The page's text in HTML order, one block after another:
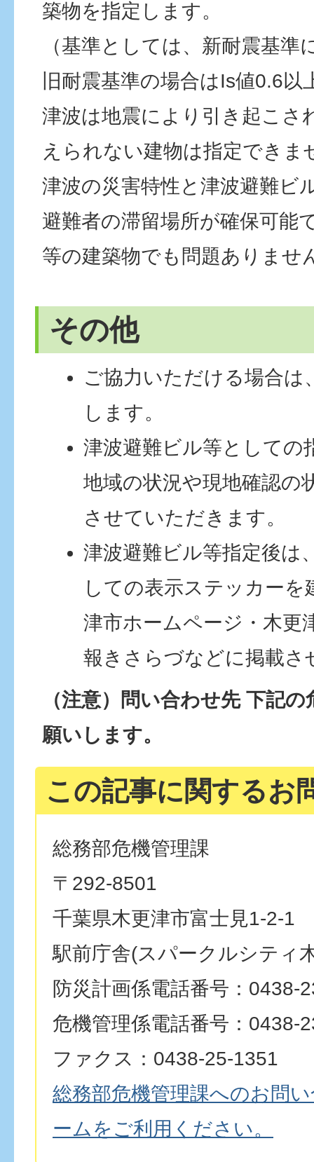
築物を指定します。
（基準としては、新耐震基準
旧耐震基準の場合はIs値0.6以
津波は地震により引き起こさ
えられない建物は指定できま
津波の災害特性と津波避難ビ
避難者の滞留場所が確保可能
等の建築物でも問題ありませ
その他
ご協力いただける場合は
します。
津波避難ビル等としての
地域の状況や現地確認の
させていただきます。
津波避難ビル等指定後は
しての表示ステッカーを
津市ホームページ・木更
報きさらづなどに掲載さ
（注意）問い合わせ先 下記
願いします。
この記事に関するお
総務部危機管理課
〒292-8501
千葉県木更津市富士見1-2-1
駅前庁舎(スパークルシティ
防災計画係電話番号：0438-
危機管理係電話番号：0438-
ファクス：0438-25-1351
総務部危機管理課へのお問
ームをご利用ください。